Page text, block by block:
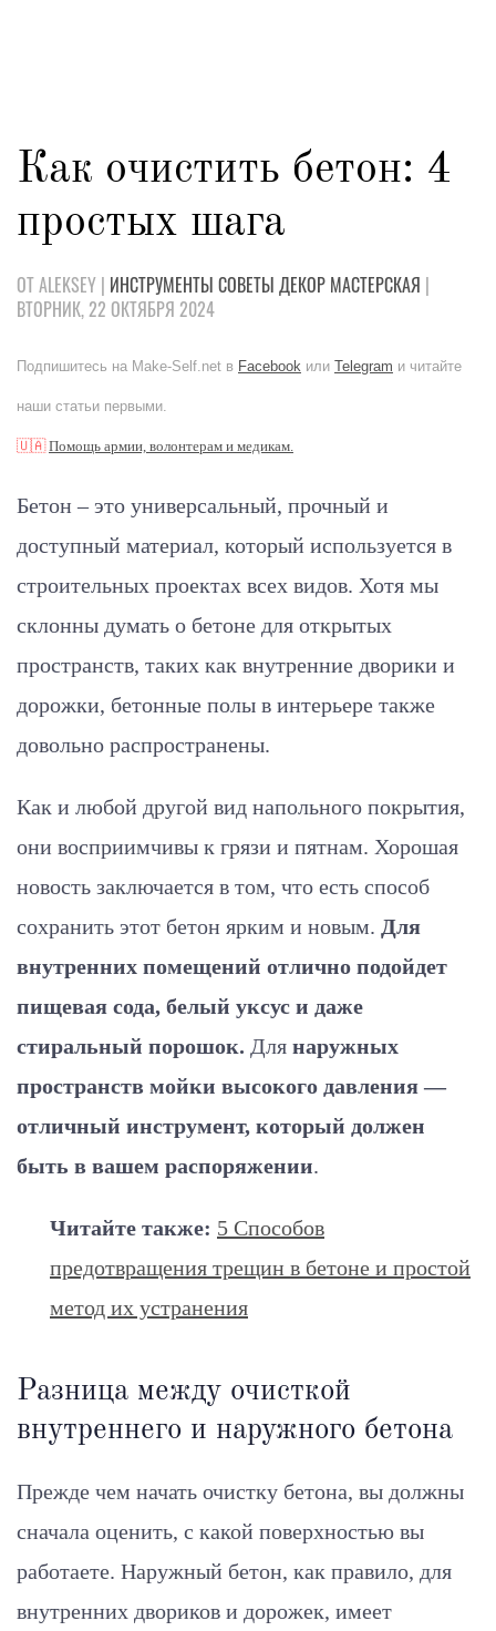
Как очистить бетон: 4
простых шага
ОТ ALEKSEY | ИНСТРУМЕНТЫ СОВЕТЫ ДЕКОР МАСТЕРСКАЯ |
ВТОРНИК, 22 ОКТЯБРЯ 2024
Подпишитесь на Make-Self.net в Facebook или Telegram и читайте
наши статьи первыми.
🇺🇦Помощь армии, волонтерам и медикам.
Бетон – это универсальный, прочный и
доступный материал, который используется в
строительных проектах всех видов. Хотя мы
склонны думать о бетоне для открытых
пространств, таких как внутренние дворики и
дорожки, бетонные полы в интерьере также
довольно распространены.
Как и любой другой вид напольного покрытия,
они восприимчивы к грязи и пятнам. Хорошая
новость заключается в том, что есть способ
сохранить этот бетон ярким и новым. Для
внутренних помещений отлично подойдет
пищевая сода, белый уксус и даже
стиральный порошок. Для наружных
пространств мойки высокого давления —
отличный инструмент, который должен
быть в вашем распоряжении.
Читайте также: 5 Способов
предотвращения трещин в бетоне и простой
метод их устранения
Разница между очисткой
внутреннего и наружного бетона
Прежде чем начать очистку бетона, вы должны
сначала оценить, с какой поверхностью вы
работаете. Наружный бетон, как правило, для
внутренних двориков и дорожек, имеет